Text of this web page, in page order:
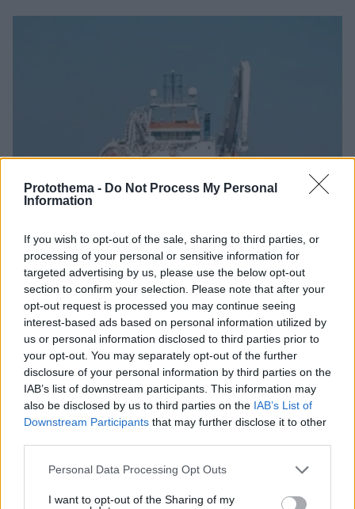
Protothema - Do Not Process My Personal
Information
If you wish to opt-out of the sale, sharing to third parties, or
processing of your personal or sensitive information for
targeted advertising by us, please use the below opt-out
section to confirm your selection. Please note that after your
opt-out request is processed you may continue seeing
interest-based ads based on personal information utilized by
us or personal information disclosed to third parties prior to
your opt-out. You may separately opt-out of the further
disclosure of your personal information by third parties on the
IAB’s list of downstream participants. This information may
also be disclosed by us to third parties on the IAB’s List of
Downstream Participants that may further disclose it to other
Please note that this website/app uses one or more Google
not limited to your visit or usage behaviour. You may click to
Personal Data Processing Opt Outs
I want to opt-out of the Sharing of my
Η Γαλλία μπήκε στο καλώδιο, η Τουρκία... στην
πρίζα: Σπασμωδικές κινήσεις της Άγκυρας με
παραβιάσεις και αδιαλλαξία στο Κυπριακό
09.08.2026, 17:36